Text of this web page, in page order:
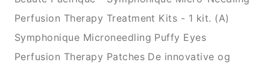
Perfusion Therapy Treatment Kits - 1 kit. (A)
Symphonique Microneedling Puffy Eyes
Perfusion Therapy Patches De innovative og